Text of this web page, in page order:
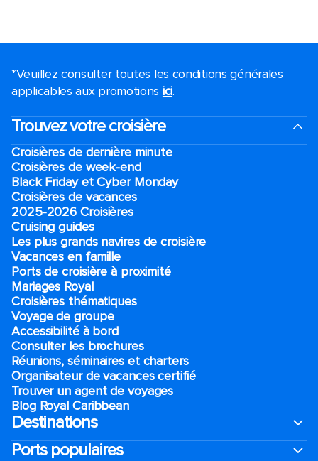
*Veuillez consulter toutes les conditions générales
applicables aux promotions ici.
Trouvez votre croisière
Croisières de dernière minute
Croisières de week-end
Black Friday et Cyber Monday
Croisières de vacances
2025-2026 Croisières
Cruising guides
Les plus grands navires de croisière
Vacances en famille
Ports de croisière à proximité
Mariages Royal
Croisières thématiques
Voyage de groupe​
Accessibilité à bord​
Consulter les brochures
Réunions, séminaires et charters
Organisateur de vacances certifié
Trouver un agent de voyages
Blog Royal Caribbean
Destinations
Ports populaires